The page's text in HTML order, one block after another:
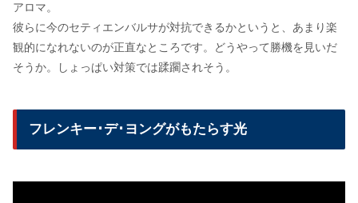
アロマ。
彼らに今のセティエンバルサが対抗できるかというと、あまり楽
観的になれないのが正直なところです。どうやって勝機を見いだ
そうか。しょっぱい対策では蹂躙されそう。
フレンキー･デ･ヨングがもたらす光